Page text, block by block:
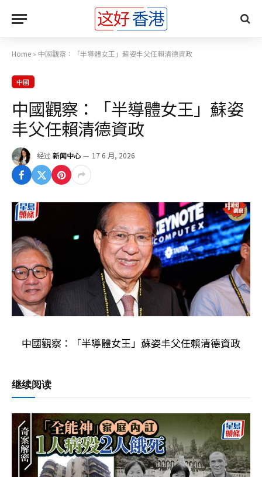
Home » 中國觀察：「半導體女王」蘇姿丰父任賴清德資政
中國
中國觀察：「半導體女王」蘇姿
丰父任賴清德資政
经过 新闻中心 17 6 月, 2026
中國觀察：「半導體女王」蘇姿丰父任賴清德資政
继续阅读